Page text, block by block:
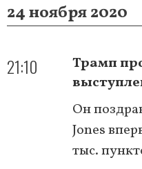
24 ноября 2020
21:10
Трамп
Он
Jones
тыс.